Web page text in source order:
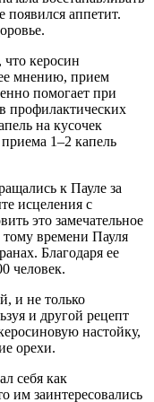
появился аппетит.
керосин
мнению, прием
помогает при
профилактических
на кусочек
1–2 капель
к Пауле за
исцеления с
это замечательное
тому времени Пауля
Благодаря ее
человек.
и не только
и другой рецепт
настойку,
орехи.
себя как
им заинтересовались